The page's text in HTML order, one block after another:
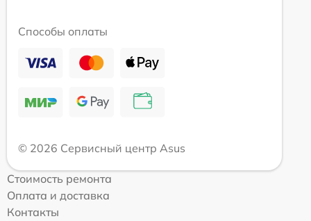
Способы оплаты
© 2026 Сервисный центр Asus
Стоимость ремонта
Оплата и доставка
Контакты